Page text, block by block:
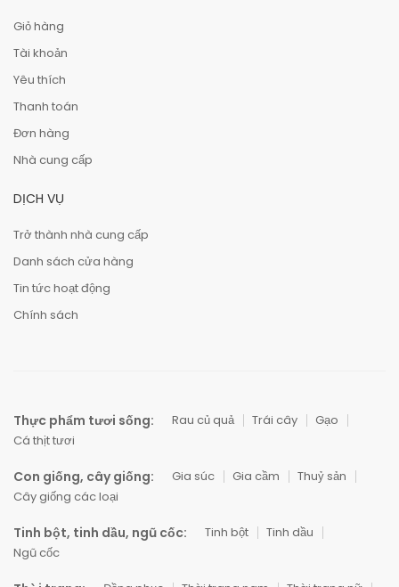
Giỏ hàng
Tài khoản
Yêu thích
Thanh toán
Đơn hàng
Nhà cung cấp
DỊCH VỤ
Trở thành nhà cung cấp
Danh sách cửa hàng
Tin tức hoạt động
Chính sách
Thực phẩm tươi sống: Rau củ quả Trái cây
Gạo
Cá thịt tươi
Con giống, cây giống: Gia súc Gia cầm
Thuỷ sản
Cây giống các loại
Tinh bột, tinh dầu, ngũ cốc: Tinh bột
Tinh dầu
Ngũ cốc